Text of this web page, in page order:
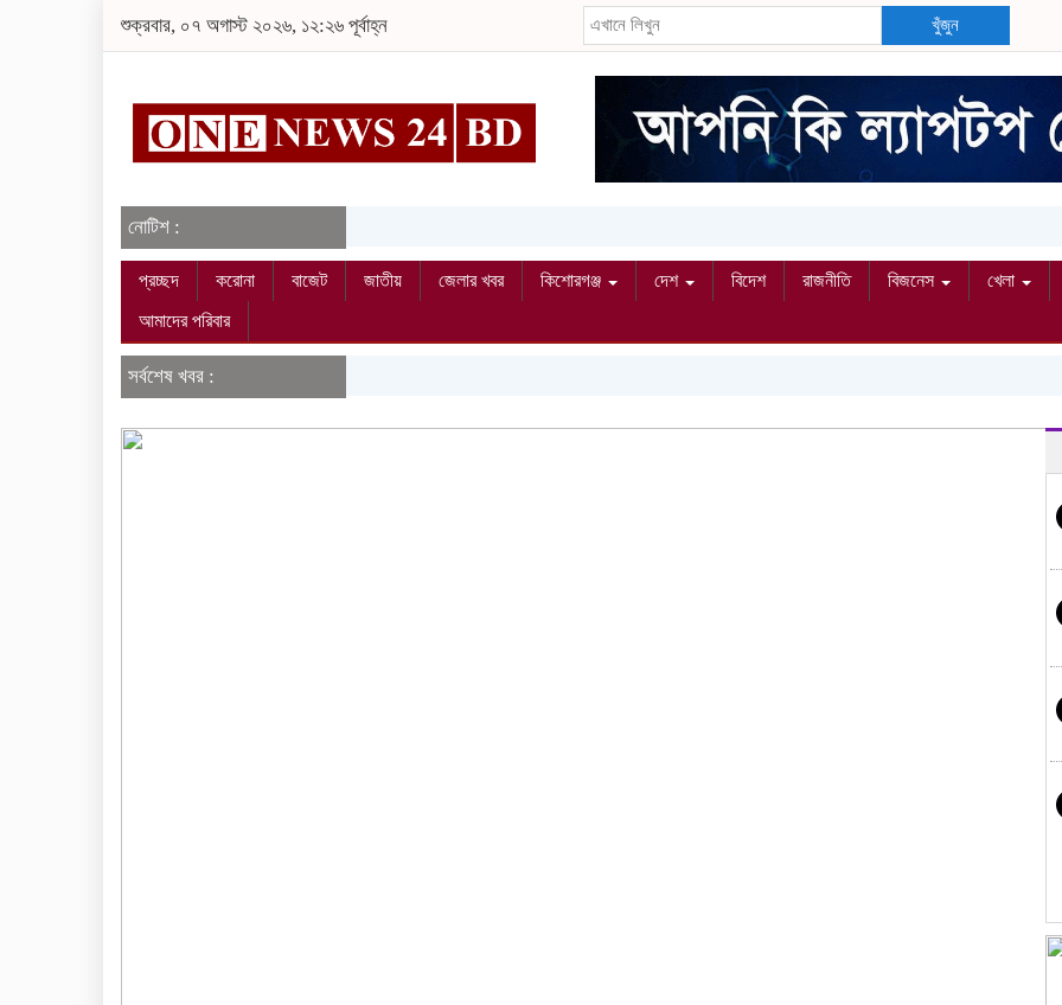
শুক্রবার, ০৭ অগাস্ট ২০২৬, ১২:২৬ পূর্বাহ্ন খুঁজুন
নোটিশ :
প্রচ্ছদ করোনা বাজেট জাতীয় জেলার খবর কিশোরগঞ্জ দেশ বিদেশ রাজনীতি বিজনেস খেলা
আমাদের পরিবার
সর্বশেষ খবর :